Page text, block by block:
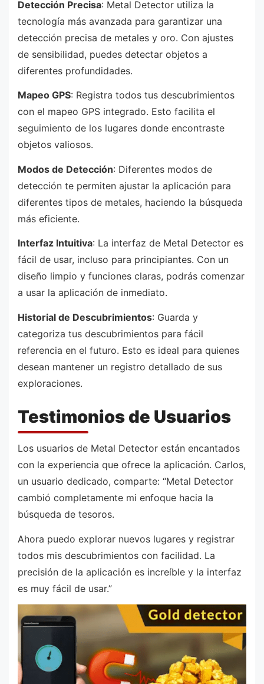
Detección Precisa: Metal Detector utiliza la
tecnología más avanzada para garantizar una
detección precisa de metales y oro. Con ajustes
de sensibilidad, puedes detectar objetos a
diferentes profundidades.
Mapeo GPS: Registra todos tus descubrimientos
con el mapeo GPS integrado. Esto facilita el
seguimiento de los lugares donde encontraste
objetos valiosos.
Modos de Detección: Diferentes modos de
detección te permiten ajustar la aplicación para
diferentes tipos de metales, haciendo la búsqueda
más eficiente.
Interfaz Intuitiva: La interfaz de Metal Detector es
fácil de usar, incluso para principiantes. Con un
diseño limpio y funciones claras, podrás comenzar
a usar la aplicación de inmediato.
Historial de Descubrimientos: Guarda y
categoriza tus descubrimientos para fácil
referencia en el futuro. Esto es ideal para quienes
desean mantener un registro detallado de sus
exploraciones.
Testimonios de Usuarios
Los usuarios de Metal Detector están encantados
con la experiencia que ofrece la aplicación. Carlos,
un usuario dedicado, comparte: “Metal Detector
cambió completamente mi enfoque hacia la
búsqueda de tesoros.
Ahora puedo explorar nuevos lugares y registrar
todos mis descubrimientos con facilidad. La
precisión de la aplicación es increíble y la interfaz
es muy fácil de usar.”